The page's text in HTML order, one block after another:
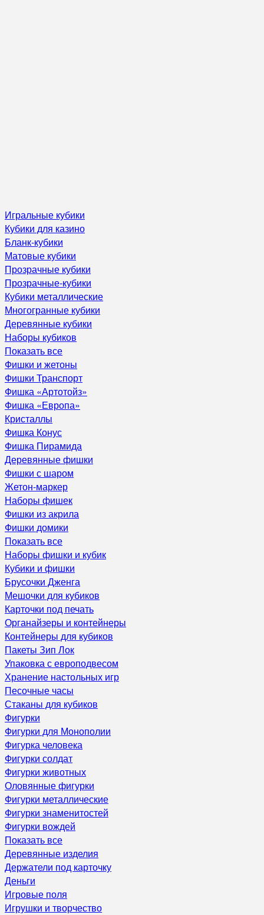
Игральные кубики
Кубики для казино
Бланк-кубики
Матовые кубики
Прозрачные кубики
Прозрачные-кубики
Кубики металлические
Многогранные кубики
Деревянные кубики
Наборы кубиков
Показать все
Фишки и жетоны
Фишки Транспорт
Фишка «Артотойз»
Фишка «Европа»
Кристаллы
Фишка Конус
Фишка Пирамида
Деревянные фишки
Фишки с шаром
Жетон-маркер
Наборы фишек
Фишки из акрила
Фишки домики
Показать все
Наборы фишки и кубик
Кубики и фишки
Брусочки Дженга
Мешочки для кубиков
Карточки под печать
Органайзеры и контейнеры
Контейнеры для кубиков
Пакеты Зип Лок
Упаковка с европодвесом
Хранение настольных игр
Песочные часы
Стаканы для кубиков
Фигурки
Фигурки для Монополии
Фигурка человека
Фигурки солдат
Фигурки животных
Оловянные фигурки
Фигурки металлические
Фигурки знаменитостей
Фигурки вождей
Показать все
Деревянные изделия
Держатели под карточку
Деньги
Игровые поля
Игрушки и творчество